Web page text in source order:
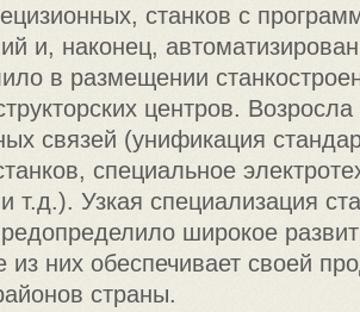
станков с
и, наконец,
в размещении
центров.
связей (унификация
специальное
т.д.). Узкая специализация
широкое
из них обеспечивает своей
страны.